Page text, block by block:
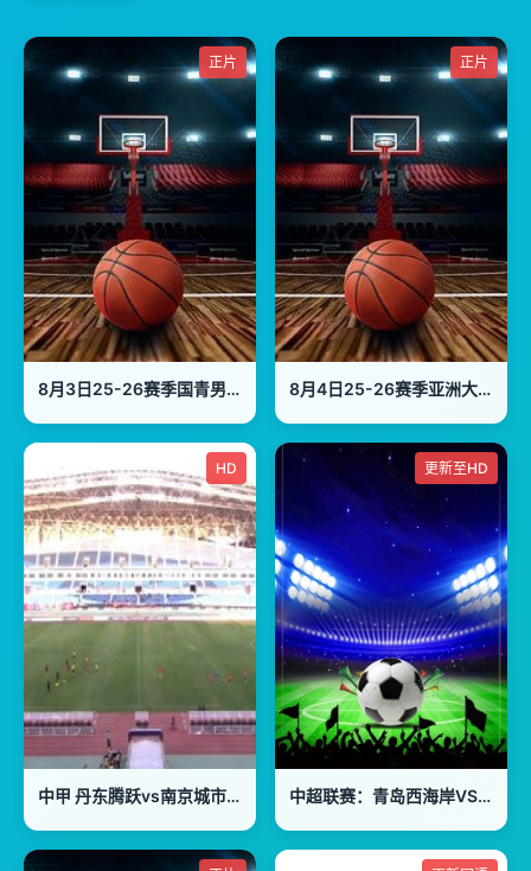
正片
8月3日25-26赛季国青男篮热身赛 中国U18男篮VS韩国东国大学
正片
8月4日25-26赛季亚洲大学生篮球联赛 菲律宾大学VS高丽大学
HD
中甲 丹东腾跃vs南京城市 20231010(官方解说)
更新至HD
中超联赛：青岛西海岸VS青岛海牛20260802